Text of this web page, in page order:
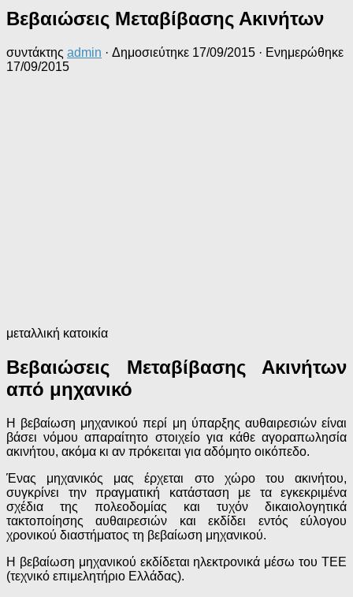
Βεβαιώσεις Μεταβίβασης Ακινήτων
συντάκτης admin · Δημοσιεύτηκε 17/09/2015 · Ενημερώθηκε
17/09/2015
μεταλλική κατοικία
Βεβαιώσεις Μεταβίβασης Ακινήτων
από μηχανικό
Η βεβαίωση μηχανικού περί μη ύπαρξης αυθαιρεσιών είναι
βάσει νόμου απαραίτητο στοιχείο για κάθε αγοραπωλησία
ακινήτου, ακόμα κι αν πρόκειται για αδόμητο οικόπεδο.
Ένας μηχανικός μας έρχεται στο χώρο του ακινήτου,
συγκρίνει την πραγματική κατάσταση με τα εγκεκριμένα
σχέδια της πολεοδομίας και τυχόν δικαιολογητικά
τακτοποίησης αυθαιρεσιών και εκδίδει εντός εύλογου
χρονικού διαστήματος τη βεβαίωση μηχανικού.
Η βεβαίωση μηχανικού εκδίδεται ηλεκτρονικά μέσω του ΤΕΕ
(τεχνικό επιμελητήριο Ελλάδας).